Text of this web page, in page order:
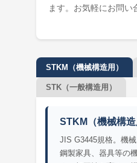
ます。お気軽にお問い
STKM（機械構造用）
STK（一般構造用）
STKM（機械構造
JIS G3445規格。機械
鋼製家具、器具等の